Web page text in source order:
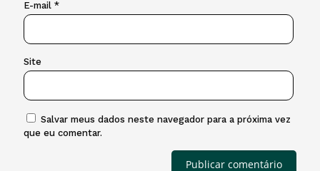
E-mail *
Site
Salvar meus dados neste navegador para a próxima vez
que eu comentar.